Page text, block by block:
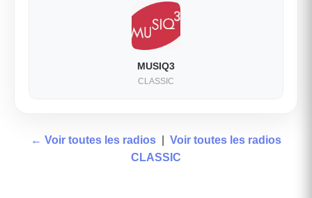
MUSIQ3
CLASSIC
← Voir toutes les radios
Voir toutes les radios
CLASSIC